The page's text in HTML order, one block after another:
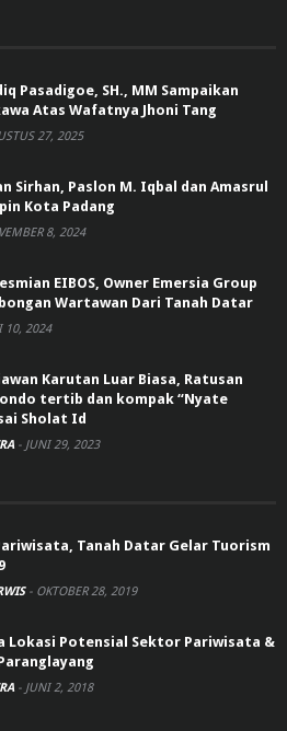
Pasadigoe, SH., MM Sampaikan
Atas Wafatnya Jhoni Tang
27, 2025
Sirhan, Paslon M. Iqbal dan Amasrul
Kota Padang
8, 2024
EIBOS, Owner Emersia Group
Wartawan Dari Tanah Datar
10, 2024
Karutan Luar Biasa, Ratusan
tertib dan kompak “Nyate
Sholat Id
- JUNI 29, 2023
Tanah Datar Gelar Tuorism
- OKTOBER 28, 2019
Lokasi Potensial Sektor Pariwisata &
- JUNI 2, 2018